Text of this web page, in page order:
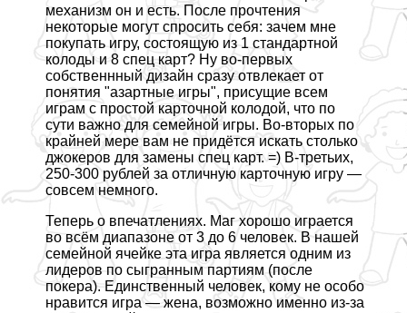
механизм он и есть. После прочтения
некоторые могут спросить себя: зачем мне
покупать игру, состоящую из 1 стандартной
колоды и 8 спец карт? Ну во-первых
собственнный дизайн сразу отвлекает от
понятия "азapтные игры", присущие всем
играм с простой карточной колодой, что по
сути важно для семейной игры. Во-вторых по
крайней мере вам не придётся искать столько
джокеров для замены спец карт. =) В-третьих,
250-300 рублей за отличную карточную игру —
совсем немного.
Теперь о впечатлениях. Маг хорошо играется
во всём диапазоне от 3 до 6 человек. В нашей
семейной ячейке эта игра является одним из
лидеров по сыгранным партиям (после
покера). Единственный человек, кому не особо
нравится игра — жена, возможно именно из-за